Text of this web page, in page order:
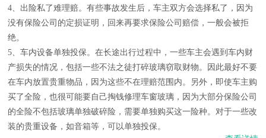
4、出险私了难理赔。有些事故发生后，车主双方会选择私了，因为
没有保险公司的定损证明，回来再要求保险公司赔偿，一般会被拒
绝。
5、车内设备单独投保。在长途出行过程中，一些车主会遇到车内财
产损失的情况，包括一些不法之徒打碎玻璃窃取财物。因此最好不要
在车内放置贵重物品，因为这些不在理赔范围内。另外，即使车主购
买了全险，也很可能要自己掏钱修理车窗玻璃，因为大部分保险公司
的全险不包括玻璃单独破碎险，需要单独购买这一险种。对于一些改
装的贵重设备，如音箱等，可以单独投保。